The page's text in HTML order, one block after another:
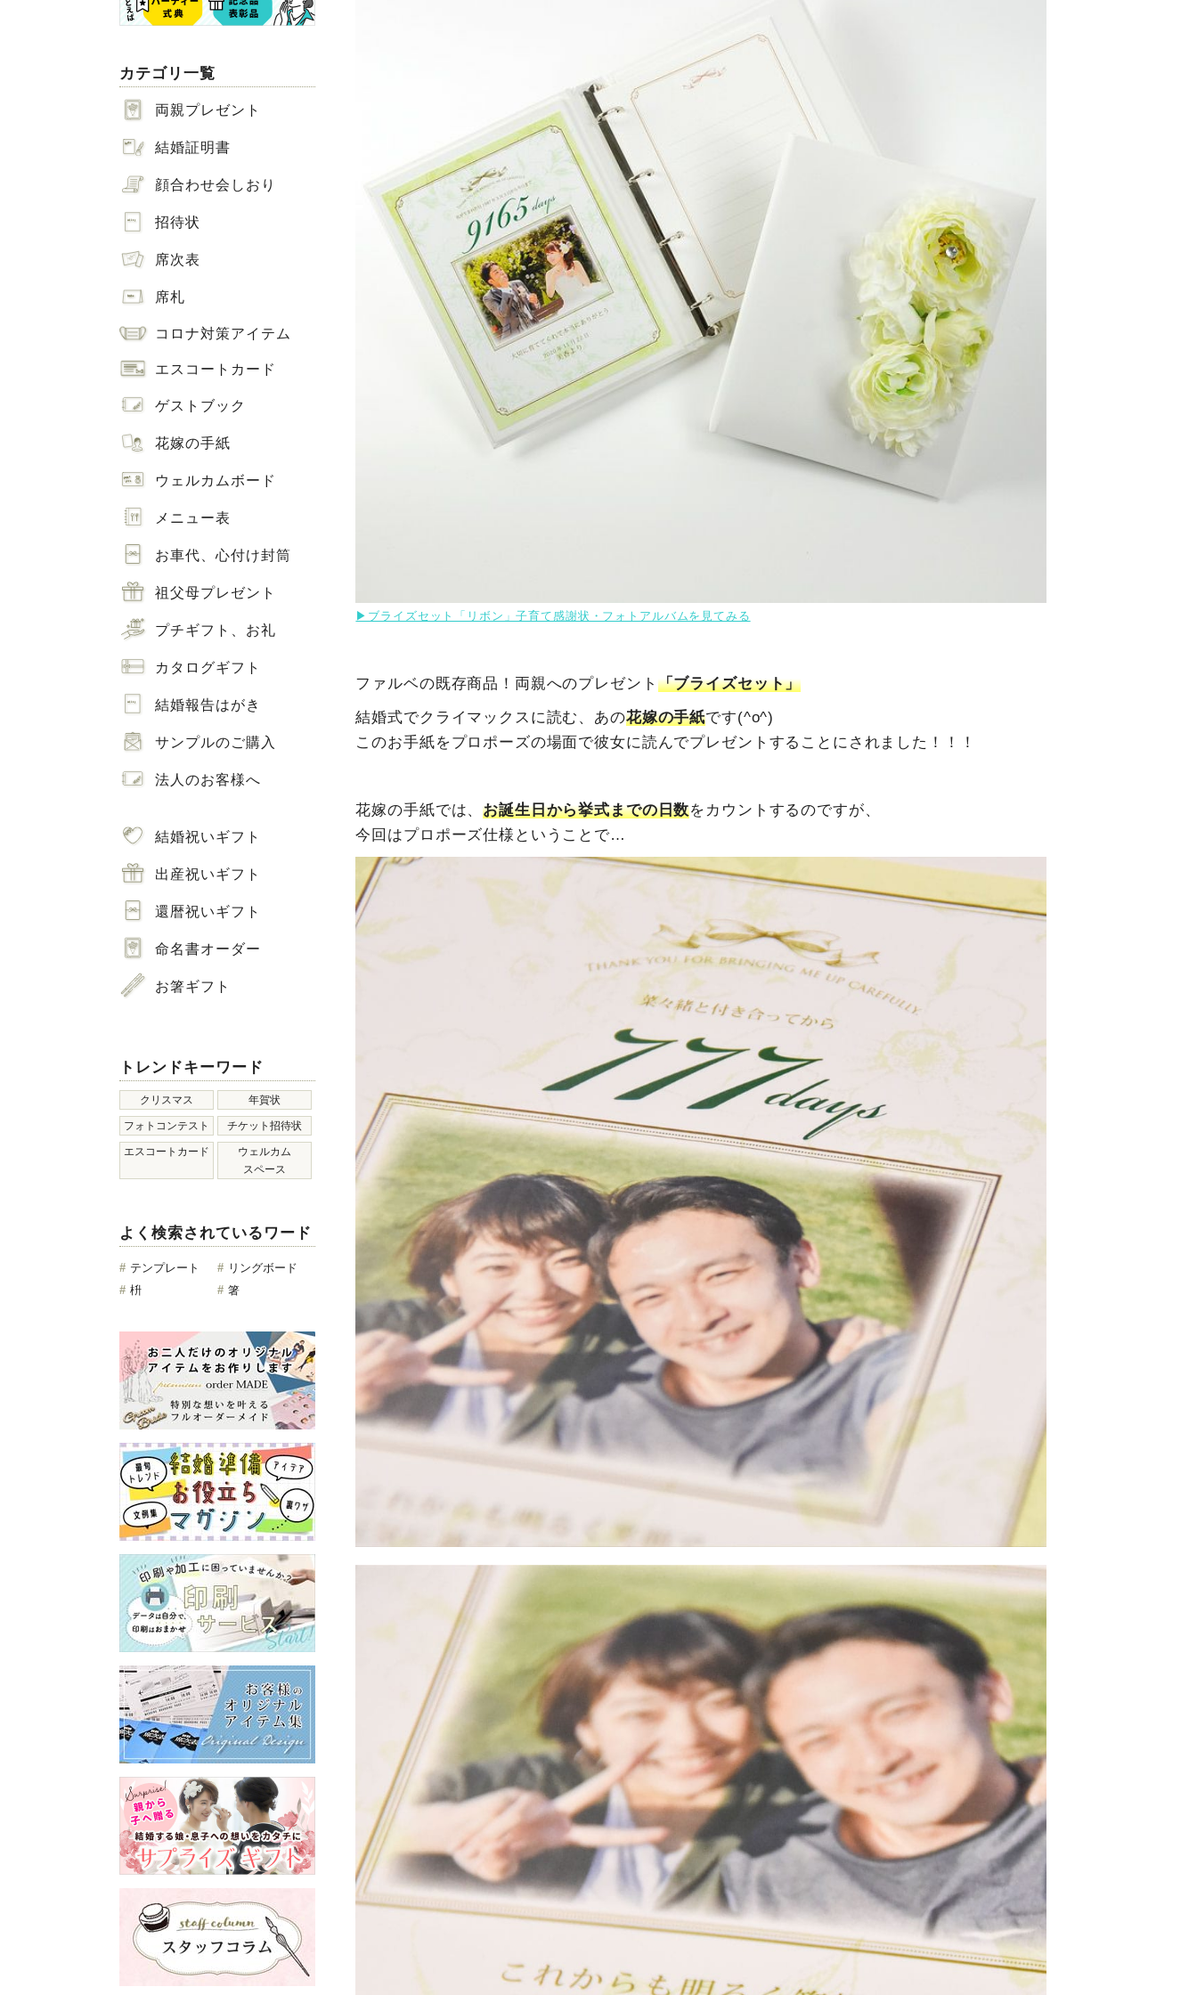
カテゴリ一覧
両親プレゼント
結婚証明書
顔合わせ会しおり
招待状
席次表
席札
コロナ対策アイテム
エスコートカード
ゲストブック
花嫁の手紙
ウェルカムボード
メニュー表
お車代、心付け封筒
祖父母プレゼント
プチギフト、お礼
カタログギフト
結婚報告はがき
サンプルのご購入
法人のお客様へ
結婚祝いギフト
出産祝いギフト
還暦祝いギフト
命名書オーダー
お箸ギフト
トレンドキーワード
クリスマス 年賀状
フォトコンテスト チケット招待状
エスコートカード
ウェルカム
スペース
よく検索されているワード
# テンプレート # リングボード
# 枡 # 箸
▶ブライズセット「リボン」子育て感謝状・フォトアルバムを見てみる
ファルベの既存商品！両親へのプレゼント 「ブライズセット」
結婚式でクライマックスに読む、あの花嫁の手紙です(^o^)
このお手紙をプロポーズの場面で彼女に読んでプレゼントすることにされました！！！
花嫁の手紙では、お誕生日から挙式までの日数をカウントするのですが、
今回はプロポーズ仕様ということで…